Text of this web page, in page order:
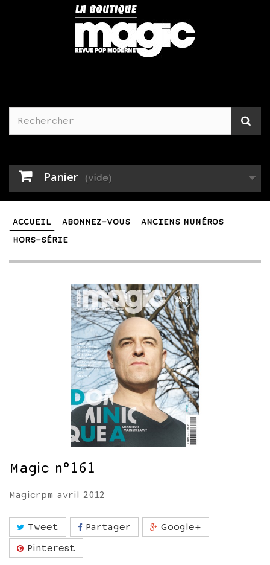
Panier (vide)
ACCUEIL ABONNEZ-VOUS
ANCIENS NUMÉROS
HORS-SÉRIE
Magic n°161
Magicrpm avril 2012
Tweet Partager
Google+
Pinterest